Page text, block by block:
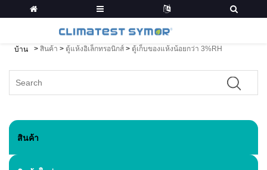
บ้าน > สินค้า > ตู้แห้งอิเล็กทรอนิกส์ > ตู้เก็บของแห้งน้อยกว่า 3%RH
สินค้า